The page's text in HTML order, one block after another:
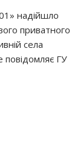
надійшло
приватного
села
ГУ